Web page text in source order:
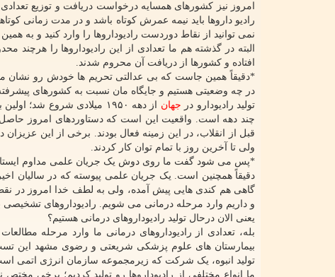
امروز نیز کشورهای همسایه درخواست دریافت و توزیع
رادیو داروها باید نیمه عمرش کوتاه باشد و در مدت زمانی
نمی توانید از نقاط دوردست رادیوداروها را وارد کنید و به
افتاده و کشورها از دریافت آن محروم شدند.
*دقیقاً همین جاست که بی عدالتی تحریم ها خودش رو نشان
در چه وضعیتی هستیم و جایگاه مان نسبت به کشورهای
تولید رادیودارو در جهان
چند دهه است. واقعیت این است که دستاوردهای امروز
قبل از انقلاب، در این زمینه فعال بودند. برخی از این
ولی تا آخرین روز با تمام توان کار کردند.
*پس می شود گفت ما روی دوش یک جریان علمی مداوم
دقیقاً همچنین است. یک جریان علمی پیوسته که در سالیان
گاهی هم کندی هایی پیش آمده، ولی به لطف خدا امروز در
و داریم وارد مرحله درمانی می شویم. رادیوداروهای
یعنی الان درحال تولید رادیوداروهای درمانی هستیم؟
بله، تعدادی از رادیوداروهای درمانی ما وارد مرحله
بیمارستان های علوم پزشکی شریعتی و رضوی مشهد این تست
تولید انبوه، یک شرکت که زیرمجموعه سازمان انرژی اتمی
ما انواع مختلفی از رادیوداروها رو تولید کردیم؛ برخی